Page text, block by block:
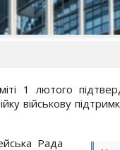
1 лютого
військову
Рада